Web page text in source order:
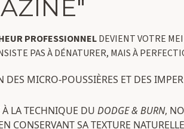
PROFESSIONNELDEVIENT VOTRE
PAS À DÉNATURER, MAIS À
MICRO-POUSSIÈRES ET DES
À LA TECHNIQUE DU DODGE & BURN,
CONSERVANT SA TEXTURE